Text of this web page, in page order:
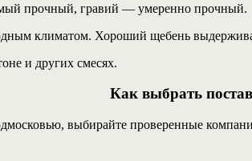
прочный, гравий — умеренно прочный.
климатом. Хороший щебень
и других смесях.
Как выбрать
выбирайте проверенные